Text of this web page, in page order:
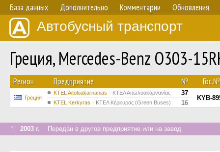
База данных Дополнительно Комментарии Обновления
Автобусный транспорт
Греция, Mercedes-Benz O303-
Регион Предприятие № Гос.№
Греция
KTEL Aitoloakarnanias ΚΤΕΛ Αιτωλοακαρνανίας 37
KYB-
KTEL Kerkyras ΚΤΕΛ Κέρκυρας (Green Buses) 16
↑ 2003 г. Передан в другое предприятие или на завод